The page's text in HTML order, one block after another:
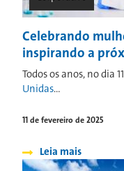
Celebrando
inspirando a
Todos os anos, no dia
Unidas...
11 de fevereiro de 2025
Leia mais